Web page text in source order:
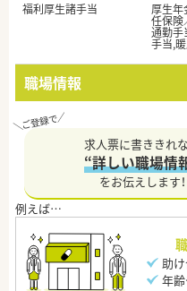
福利厚生諸手当
厚生年
任保険
通勤手
手当,
職場情報
求人票に書ききれ
“詳しい職場情
をお伝えします！
助
年